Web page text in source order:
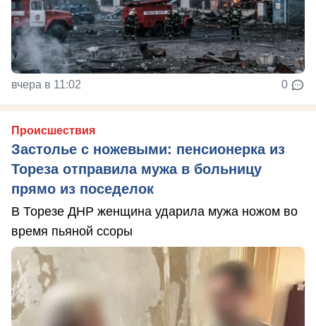
вчера в 11:02 0
Происшествия
Застолье с ножевыми: пенсионерка из
Тореза отправила мужа в больницу
прямо из поседелок
В Торезе ДНР женщина ударила мужа ножом во
время пьяной ссоры